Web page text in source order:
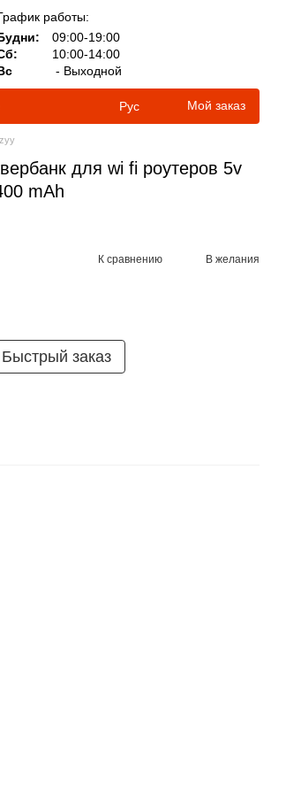
работы:
09:00-19:00
10:00-14:00
- Выходной
Рус Мой заказ
для wi fi роутеров 5v
mAh
К сравнению В желания
Быстрый заказ